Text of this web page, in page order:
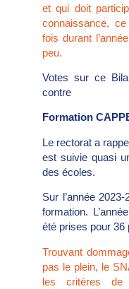
et qui doit
connaissance,
fois durant
peu.
Votes sur ce
contre
Formation
Le rectorat a
est suivie quasi
des écoles.
Sur l’année
formation.
été prises pour 36
Trouvant
pas le plein, le
les critères de